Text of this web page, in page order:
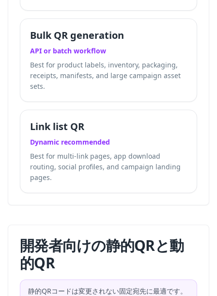
Bulk QR generation
API or batch workflow
Best for product labels, inventory, packaging,
receipts, manifests, and large campaign asset
sets.
Link list QR
Dynamic recommended
Best for multi-link pages, app download
routing, social profiles, and campaign landing
pages.
開発者向けの静的QRと動
的QR
静的QRコードは変更されない固定宛先に最適です。